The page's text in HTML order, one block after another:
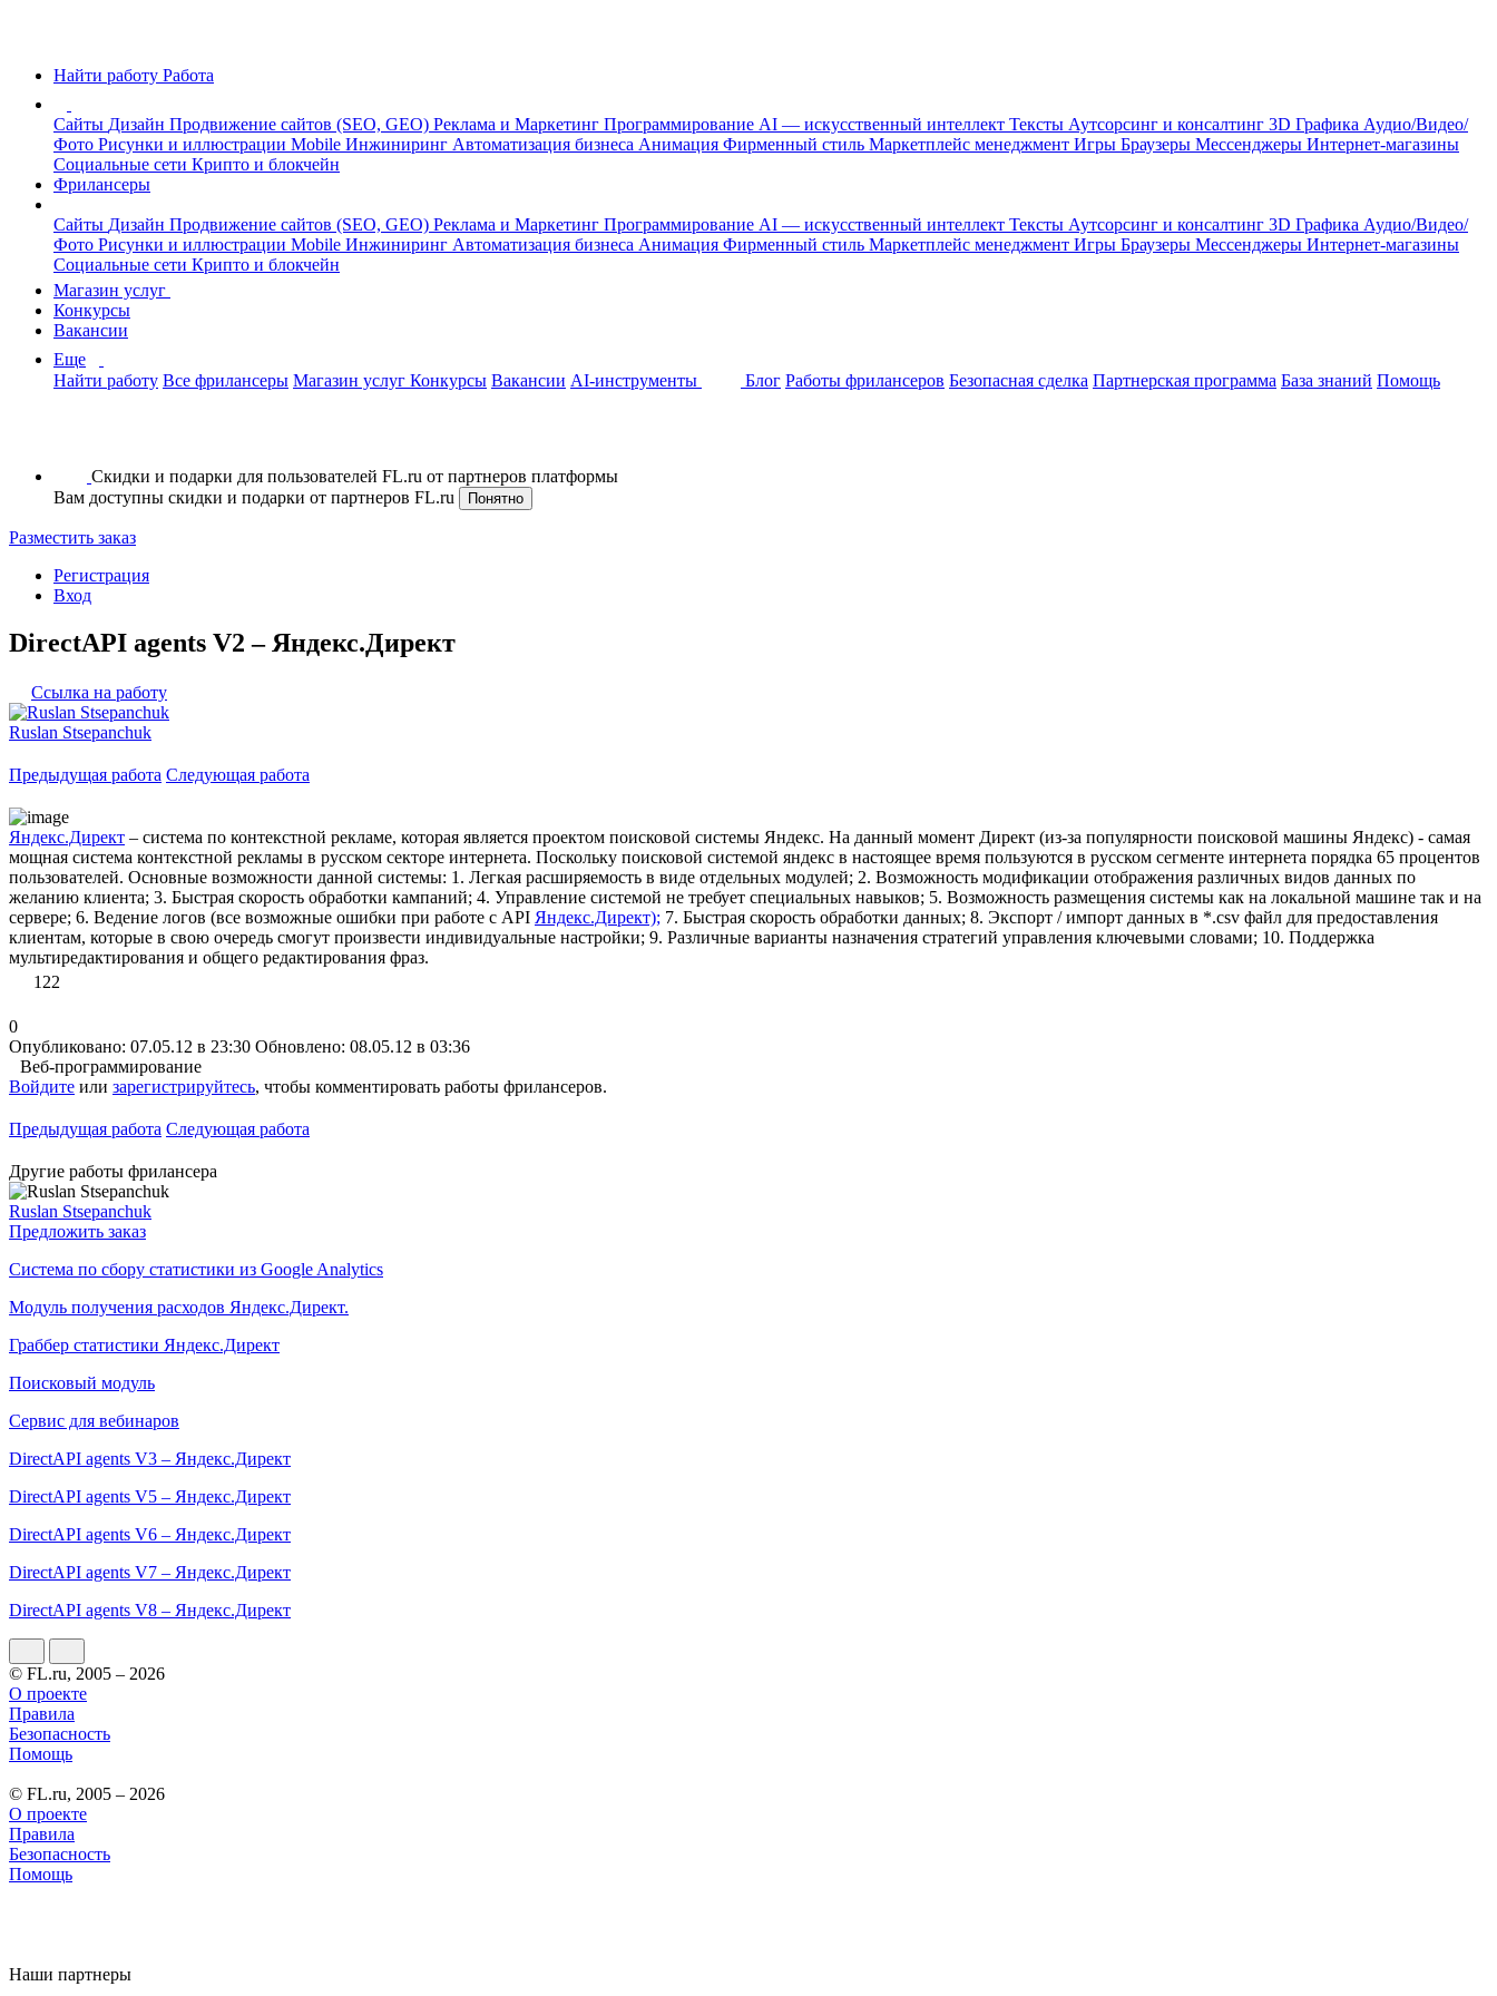
Найти работу Работа
Сайты Дизайн Продвижение сайтов (SEO, GEO) Реклама и Маркетинг Программирование AI — искусственный интеллект Тексты Аутсорсинг и консалтинг 3D Графика Аудио/Видео/
Фото Рисунки и иллюстрации Mobile Инжиниринг Автоматизация бизнеса Анимация Фирменный стиль Маркетплейс менеджмент Игры Браузеры Мессенджеры Интернет-магазины
Социальные сети Крипто и блокчейн
Фрилансеры
Сайты Дизайн Продвижение сайтов (SEO, GEO) Реклама и Маркетинг Программирование AI — искусственный интеллект Тексты Аутсорсинг и консалтинг 3D Графика Аудио/Видео/
Фото Рисунки и иллюстрации Mobile Инжиниринг Автоматизация бизнеса Анимация Фирменный стиль Маркетплейс менеджмент Игры Браузеры Мессенджеры Интернет-магазины
Социальные сети Крипто и блокчейн
Магазин услуг
Конкурсы
Вакансии
Еще
Найти работу Все фрилансеры Магазин услуг Конкурсы Вакансии AI-инструменты Блог Работы фрилансеров Безопасная сделка Партнерская программа База знаний Помощь
Скидки и подарки для пользователей FL.ru от партнеров платформы
Вам доступны скидки и подарки от партнеров FL.ru
Понятно
Разместить заказ
Регистрация
Вход
DirectAPI agents V2 – Яндекс.Директ
Ссылка на работу
Ruslan Stsepanchuk
Предыдущая работа Следующая работа
Яндекс.Директ – система по контекстной рекламе, которая является проектом поисковой системы Яндекс. На данный момент Директ (из-за популярности поисковой машины Яндекс) - самая
мощная система контекстной рекламы в русском секторе интернета. Поскольку поисковой системой яндекс в настоящее время пользуются в русском сегменте интернета порядка 65 процентов
пользователей. Основные возможности данной системы: 1. Легкая расширяемость в виде отдельных модулей; 2. Возможность модификации отображения различных видов данных по
желанию клиента; 3. Быстрая скорость обработки кампаний; 4. Управление системой не требует специальных навыков; 5. Возможность размещения системы как на локальной машине так и на
сервере; 6. Ведение логов (все возможные ошибки при работе с API Яндекс.Директ); 7. Быстрая скорость обработки данных; 8. Экспорт / импорт данных в *.csv файл для предоставления
клиентам, которые в свою очередь смогут произвести индивидуальные настройки; 9. Различные варианты назначения стратегий управления ключевыми словами; 10. Поддержка
мультиредактирования и общего редактирования фраз.
122
0
Опубликовано: 07.05.12 в 23:30 Обновлено: 08.05.12 в 03:36
Веб-программирование
Войдите или зарегистрируйтесь, чтобы комментировать работы фрилансеров.
Предыдущая работа Следующая работа
Другие работы фрилансера
Ruslan Stsepanchuk
Предложить заказ
Система по сбору статистики из Google Analytics
Модуль получения расходов Яндекс.Директ.
Граббер статистики Яндекс.Директ
Поисковый модуль
Сервис для вебинаров
DirectAPI agents V3 – Яндекс.Директ
DirectAPI agents V5 – Яндекс.Директ
DirectAPI agents V6 – Яндекс.Директ
DirectAPI agents V7 – Яндекс.Директ
DirectAPI agents V8 – Яндекс.Директ
© FL.ru, 2005 – 2026
О проекте
Правила
Безопасность
Помощь
© FL.ru, 2005 – 2026
О проекте
Правила
Безопасность
Помощь
Наши партнеры